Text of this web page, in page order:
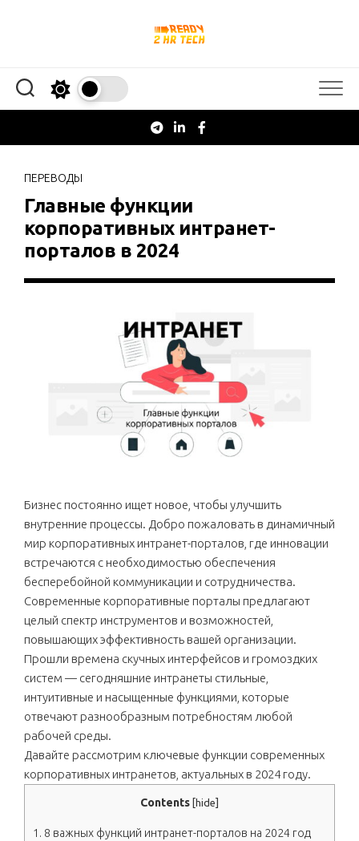
ПЕРЕВОДЫ
Главные функции
корпоративных интранет-
порталов в 2024
Бизнес постоянно ищет новое, чтобы улучшить
внутренние процессы. Добро пожаловать в динамичный
мир корпоративных интранет-порталов, где инновации
встречаются с необходимостью обеспечения
бесперебойной коммуникации и сотрудничества.
Современные корпоративные порталы предлагают
целый спектр инструментов и возможностей,
повышающих эффективность вашей организации.
Прошли времена скучных интерфейсов и громоздких
систем — сегодняшние интранеты стильные,
интуитивные и насыщенные функциями, которые
отвечают разнообразным потребностям любой
рабочей среды.
Давайте рассмотрим ключевые функции современных
корпоративных интранетов, актуальных в 2024 году.
Contents [hide]
1. 8 важных функций интранет-порталов на 2024 год